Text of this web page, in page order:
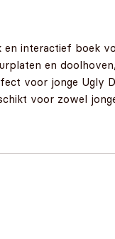
interactief boek
en
voor jonge Ugly
voor zowel